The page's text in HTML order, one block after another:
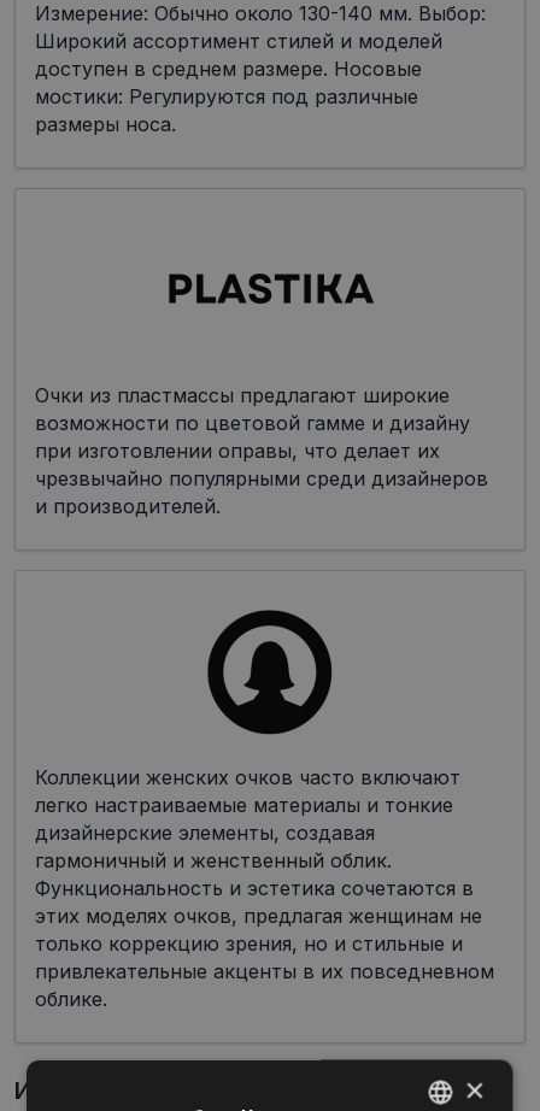
Измерение: Обычно около 130-140 мм. Выбор:
Широкий ассортимент стилей и моделей
доступен в среднем размере. Носовые
мостики: Регулируются под различные
размеры носа.
Очки из пластмассы предлагают широкие
возможности по цветовой гамме и дизайну
при изготовлении оправы, что делает их
чрезвычайно популярными среди дизайнеров
и производителей.
Коллекции женских очков часто включают
легко настраиваемые материалы и тонкие
дизайнерские элементы, создавая
гармоничный и женственный облик.
Функциональность и эстетика сочетаются в
этих моделях очков, предлагая женщинам не
только коррекцию зрения, но и стильные и
привлекательные акценты в их повседневном
облике.
Информация о продукте ×